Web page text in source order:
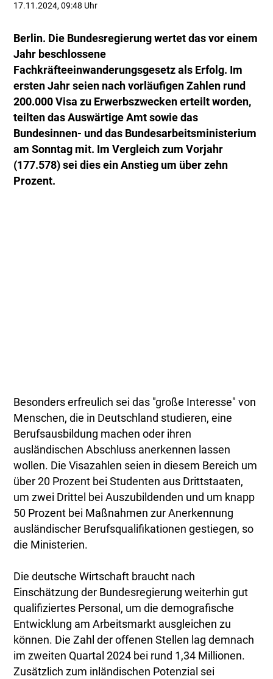
17.11.2024, 09:48 Uhr
Berlin. Die Bundesregierung wertet das vor einem
Jahr beschlossene
Fachkräfteeinwanderungsgesetz als Erfolg. Im
ersten Jahr seien nach vorläufigen Zahlen rund
200.000 Visa zu Erwerbszwecken erteilt worden,
teilten das Auswärtige Amt sowie das
Bundesinnen- und das Bundesarbeitsministerium
am Sonntag mit. Im Vergleich zum Vorjahr
(177.578) sei dies ein Anstieg um über zehn
Prozent.
Besonders erfreulich sei das "große Interesse" von
Menschen, die in Deutschland studieren, eine
Berufsausbildung machen oder ihren
ausländischen Abschluss anerkennen lassen
wollen. Die Visazahlen seien in diesem Bereich um
über 20 Prozent bei Studenten aus Drittstaaten,
um zwei Drittel bei Auszubildenden und um knapp
50 Prozent bei Maßnahmen zur Anerkennung
ausländischer Berufsqualifikationen gestiegen, so
die Ministerien.
Die deutsche Wirtschaft braucht nach
Einschätzung der Bundesregierung weiterhin gut
qualifiziertes Personal, um die demografische
Entwicklung am Arbeitsmarkt ausgleichen zu
können. Die Zahl der offenen Stellen lag demnach
im zweiten Quartal 2024 bei rund 1,34 Millionen.
Zusätzlich zum inländischen Potenzial sei